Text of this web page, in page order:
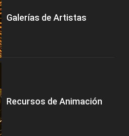
Galerías de Artistas
Recursos de Animación